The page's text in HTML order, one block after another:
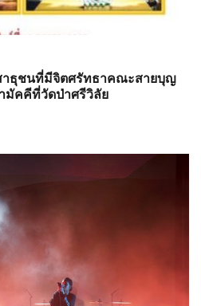
ธุชนที่มีจิตศรัทธาคณะสายบุญ
คคีที่วัดป่าศรีวิลัย